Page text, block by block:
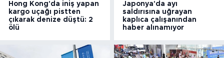
Hong Kong'da iniş yapan
kargo uçağı pistten
çıkarak denize düştü: 2
ölü
Japonya'da ayı
saldırısına uğrayan
kaplıca çalışanından
haber alınamıyor